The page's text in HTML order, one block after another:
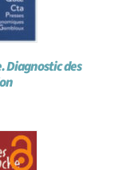
Diagnostic des